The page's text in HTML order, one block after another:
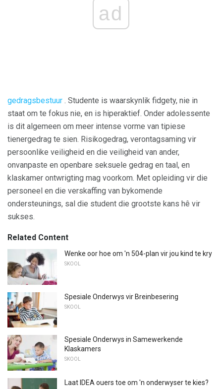
ad
gedragsbestuur . Studente is waarskynlik fidgety, nie in
staat om te fokus nie, en is hiperaktief. Onder adolessente
is dit algemeen om meer intense vorme van tipiese
tienergedrag te sien. Risikogedrag, verontagsaming vir
persoonlike veiligheid en die veiligheid van ander,
onvanpaste en openbare seksuele gedrag en taal, en
klaskamer ontwrigting mag voorkom. Met opleiding vir die
personeel en die verskaffing van bykomende
ondersteunings, sal die student die grootste kans hê vir
sukses.
Related Content
Wenke oor hoe om 'n 504-plan vir jou kind te kry
SKOOL
Spesiale Onderwys vir Breinbesering
SKOOL
Spesiale Onderwys in Samewerkende
Klaskamers
SKOOL
Laat IDEA ouers toe om 'n onderwyser te kies?